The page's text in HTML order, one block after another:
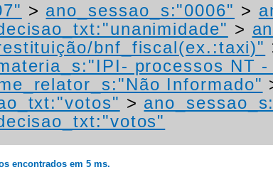
> ano_sessao_s:"0006" >
>
bnf_fiscal(ex.:taxi)"
processos NT
Informado"
>
encontrados em 5 ms.